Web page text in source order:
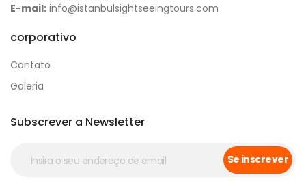
E-mail: info@istanbulsightseeingtours.com
corporativo
Contato
Galeria
Subscrever a Newsletter
Se inscrever